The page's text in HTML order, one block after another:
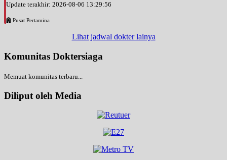
Update terakhir: 2026-08-06 13:29:56
Pusat Pertamina
Lihat jadwal dokter lainya
Komunitas Doktersiaga
Memuat komunitas terbaru...
Diliput oleh Media